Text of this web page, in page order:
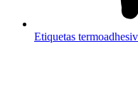
Etiquetas